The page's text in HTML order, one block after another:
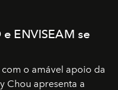
ENVISEAM se
com o amável apoio da
Chou apresenta a